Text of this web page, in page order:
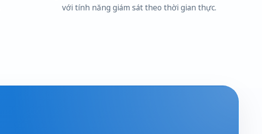
với tính năng giám sát theo thời gian thực.